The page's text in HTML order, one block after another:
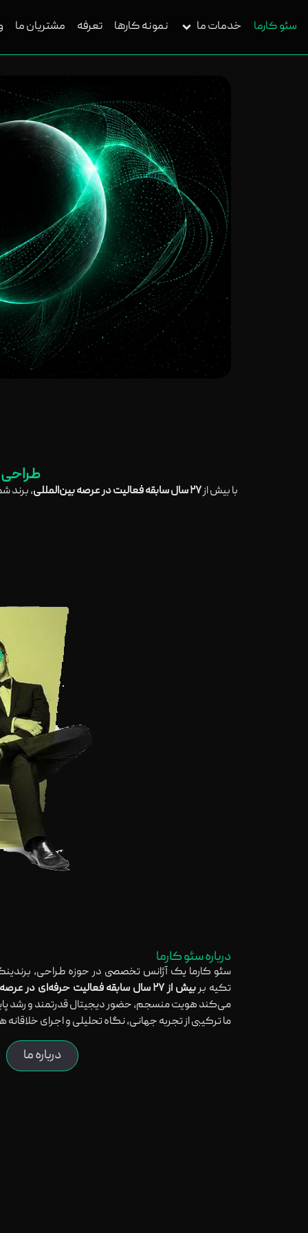
سئو کارما خدمات ما نمونه کارها تعرفه مشتریان ما
با بیش از۲۷ سال سابقه فعالیت در عرصه بین‌المللی ، برند
درباره سئو کارما
سئو کارما یک آژانس تخصصی در حوزه طراحی،
تکیه بربیش از ۲۷ سال سابقه فعالیت حرفه‌ای در عرصه بین‌المللی
می‌کند هویت منسجم، حضور دیجیتال قدرتمند و رشد
ما ترکیبی از تجربه جهانی، نگاه تحلیلی و اجرای
درباره ما